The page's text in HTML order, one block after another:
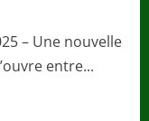
– Une nouvelle
entre...